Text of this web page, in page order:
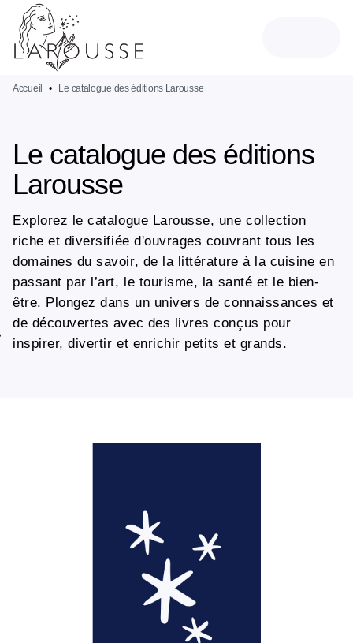
MENU
PIED DE PAGE
Accueil • Le catalogue des éditions Larousse
Le catalogue des éditions
Larousse
Explorez le catalogue Larousse, une collection
riche et diversifiée d'ouvrages couvrant tous les
domaines du savoir, de la littérature à la cuisine en
passant par l’art, le tourisme, la santé et le bien-
être. Plongez dans un univers de connaissances et
de découvertes avec des livres conçus pour
inspirer, divertir et enrichir petits et grands.